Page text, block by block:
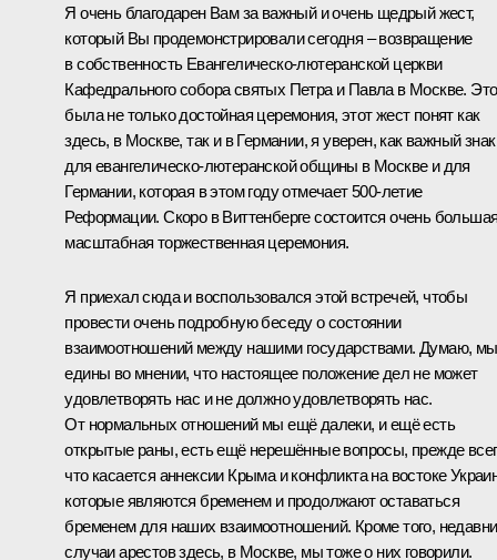
Я очень благодарен Вам за важный и очень щедрый жест,
который Вы продемонстрировали сегодня – возвращение
в собственность Евангелическо-лютеранской церкви
Кафедрального собора святых Петра и Павла в Москве. Это
была не только достойная церемония, этот жест понят как
здесь, в Москве, так и в Германии, я уверен, как важный знак
для евангелическо-лютеранской общины в Москве и для
Германии, которая в этом году отмечает 500-летие
Реформации. Скоро в Виттенберге состоится очень
масштабная торжественная церемония.
Я приехал сюда и воспользовался этой встречей, чтобы
провести очень подробную беседу о состоянии
взаимоотношений между нашими государствами. Думаю, мы
едины во мнении, что настоящее положение дел не может
удовлетворять нас и не должно удовлетворять нас.
От нормальных отношений мы ещё далеки, и ещё есть
открытые раны, есть ещё нерешённые вопросы, прежде
что касается аннексии Крыма и конфликта на востоке
которые являются бременем и продолжают оставаться
бременем для наших взаимоотношений. Кроме того,
случаи арестов здесь, в Москве, мы тоже о них говорили.